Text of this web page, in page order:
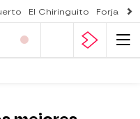
El Chiringuito Forjado